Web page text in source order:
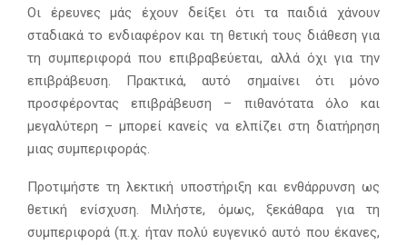
Οι έρευνες μάς έχουν δείξει ότι τα παιδιά χάνουν
σταδιακά το ενδιαφέρον και τη θετική τους διάθεση για
τη συμπεριφορά που επιβραβεύεται, αλλά όχι για την
επιβράβευση. Πρακτικά, αυτό σημαίνει ότι μόνο
προσφέροντας επιβράβευση – πιθανότατα όλο και
μεγαλύτερη – μπορεί κανείς να ελπίζει στη διατήρηση
μιας συμπεριφοράς.
Προτιμήστε τη λεκτική υποστήριξη και ενθάρρυνση ως
θετική ενίσχυση. Μιλήστε, όμως, ξεκάθαρα για τη
συμπεριφορά (π.χ. ήταν πολύ ευγενικό αυτό που έκανες,